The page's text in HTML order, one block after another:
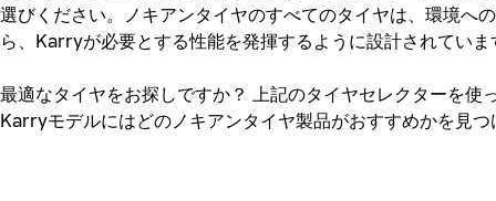
選びください。ノキアンタイヤのすべてのタイヤは、環境へ
ら、Karryが必要とする性能を発揮するように設計されていま
最適なタイヤをお探しですか？
上記のタイヤセレクターを使
Karryモデルにはどのノキアンタイヤ製品がおすすめかを見